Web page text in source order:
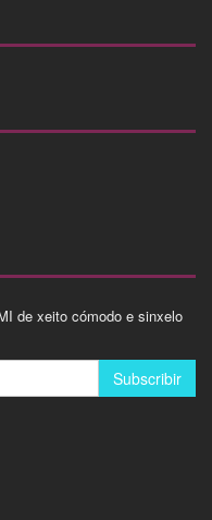
de xeito cómodo e sinxelo
Subscribir